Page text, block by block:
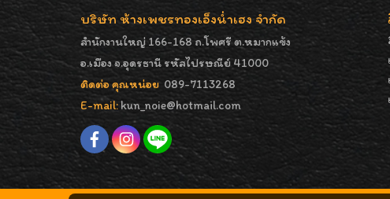
บริษัท ห้างเพชรทองเอ็งน่ำเฮง จำกัด
สำนักงานใหญ่ 166-168 ถ.โพศรี ต.หมากแข้ง
อ.เมือง จ.อุดรธานี รหัสไปรษณีย์ 41000
ติดต่อ คุณหน่อย 089-7113268
E-mail:kun_noie@hotmail.com